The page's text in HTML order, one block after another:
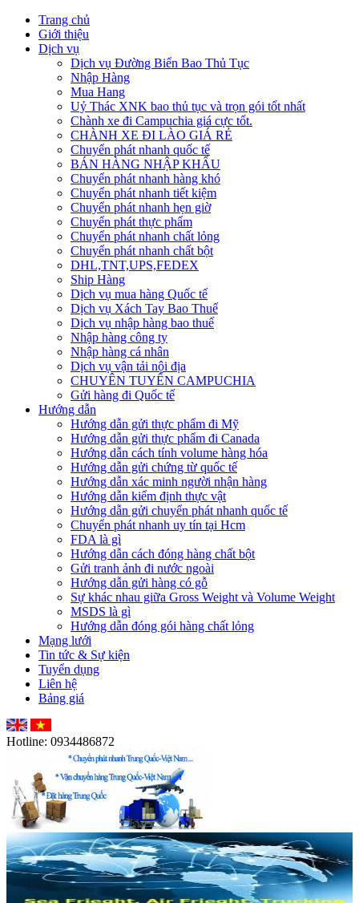
Trang chủ
Giới thiệu
Dịch vụ
Dịch vụ Đường Biển Bao Thủ Tục
Nhập Hàng
Mua Hang
Uỷ Thác XNK bao thủ tục và trọn gói tốt nhất
Chành xe đi Campuchia giá cực tốt.
CHÀNH XE ĐI LÀO GIÁ RẺ
Chuyển phát nhanh quốc tế
BÁN HÀNG NHẬP KHẨU
Chuyển phát nhanh hàng khó
Chuyển phát nhanh tiết kiệm
Chuyển phát nhanh hẹn giờ
Chuyển phát thực phẩm
Chuyển phát nhanh chất lỏng
Chuyển phát nhanh chất bột
DHL,TNT,UPS,FEDEX
Ship Hàng
Dịch vụ mua hàng Quốc tế
Dịch vụ Xách Tay Bao Thuế
Dịch vụ nhập hàng bao thuế
Nhập hàng công ty
Nhập hàng cá nhân
Dịch vụ vận tải nội địa
CHUYÊN TUYẾN CAMPUCHIA
Gửi hàng đi Quốc tế
Hướng dẫn
Hướng dẫn gửi thực phẩm đi Mỹ
Hướng dẫn gửi thực phẩm đi Canada
Hướng dẫn cách tính volume hàng hóa
Hướng dẫn gửi chứng từ quốc tế
Hướng dẫn xác minh người nhận hàng
Hướng dẫn kiểm định thực vật
Hướng dẫn gửi chuyển phát nhanh quốc tế
Chuyển phát nhanh uy tín tại Hcm
FDA là gì
Hướng dẫn cách đóng hàng chất bột
Gửi tranh ảnh đi nước ngoài
Hướng dẫn gửi hàng có gỗ
Sự khác nhau giữa Gross Weight và Volume Weight
MSDS là gì
Hướng dẫn đóng gói hàng chất lỏng
Mạng lưới
Tin tức & Sự kiện
Tuyển dụng
Liên hệ
Bảng giá
Hotline: 0934486872